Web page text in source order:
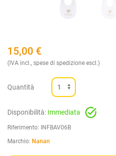
15,00 €
(IVA incl., spese di spedizione escl.)
Quantità
Disponibilità: Immediata
Riferimento:
INFBAV06B
Marchio: Nanan